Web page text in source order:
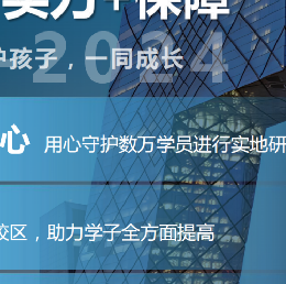
短信验证码登录
手机号:
验证码:
手机号:
验证码:
意向课程: 请选择
您的称呼: